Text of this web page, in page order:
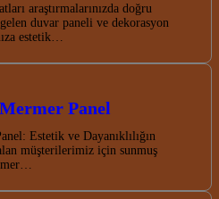
araştırmalarınızda doğru
duvar paneli ve dekorasyon
estetik…
Panel
Estetik ve Dayanıklılığın
müşterilerimiz için sunmuş